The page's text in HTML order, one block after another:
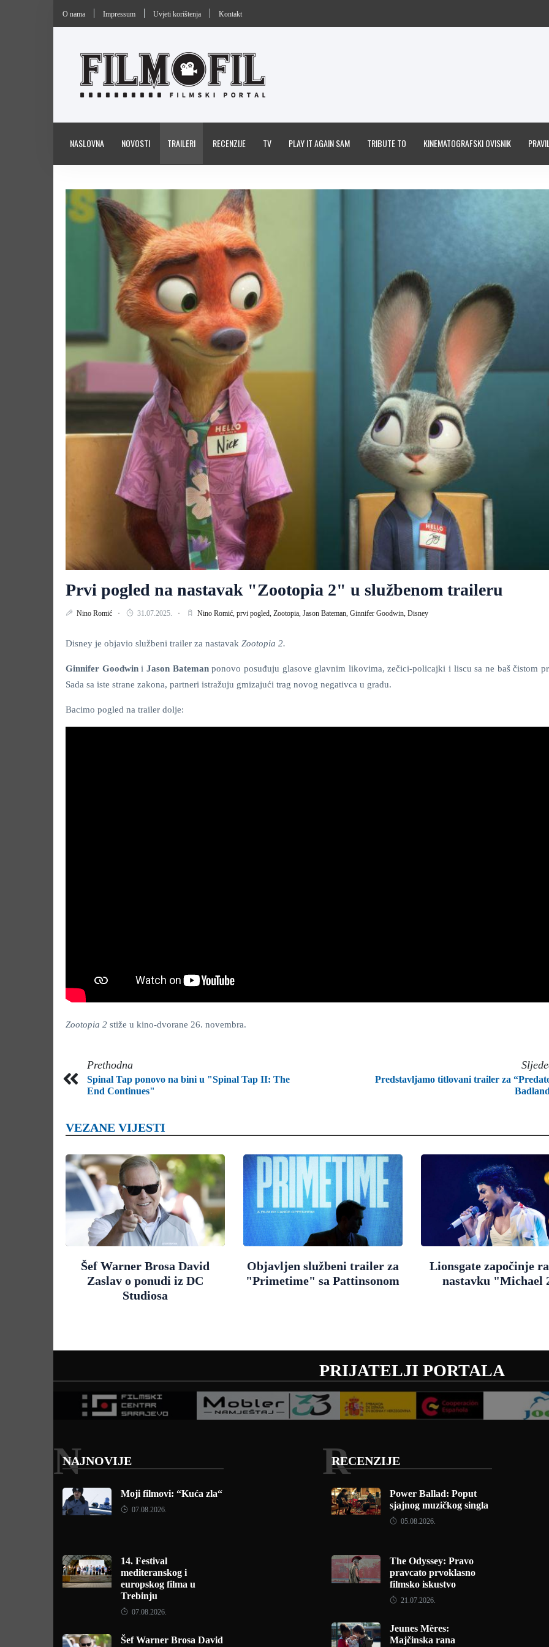
O nama Impressum Uvjeti korištenja Kontakt
NASLOVNA NOVOSTI TRAILERI RECENZIJE TV PLAY IT AGAIN SAM TRIBUTE TO KINEMATOGRAFSKI OVISNIK
Prvi pogled na nastavak "Zootopia 2" u službenom traileru
Nino Romić 31.07.2025. Nino Romić, prvi pogled, Zootopia, Jason Bateman, Ginnifer Goodwin, Disney
Disney je objavio službeni trailer za nastavak Zootopia 2.
Ginnifer Goodwini Jason Batemanponovo posuđuju glasove glavnim likovima, zečici-policajki i liscu sa ne baš čistom
Sada sa iste strane zakona, partneri istražuju gmizajući trag novog negativca u gradu.
Bacimo pogled na trailer dolje:
Zootopia 2 stiže u kino-dvorane 26. novembra.
Prethodna
Spinal Tap ponovo na bini u "Spinal Tap II: The
End Continues"
Predstavljamo titlovani trailer za
VEZANE VIJESTI
Šef Warner Brosa David
Zaslav o ponudi iz DC
Studiosa
Objavljen službeni trailer za
"Primetime" sa Pattinsonom
Lionsgate započinje
nastavku "Michael
PRIJATELJI PORTALA
NAJNOVIJE
N
Moji filmovi: “Kuća zla“
07.08.2026.
14. Festival
mediteranskog i
europskog filma u
Trebinju
07.08.2026.
Šef Warner Brosa David
RECENZIJE
R
Power Ballad: Poput
sjajnog muzičkog singla
05.08.2026.
The Odyssey: Pravo
pravcato prvoklasno
filmsko iskustvo
21.07.2026.
Jeunes Mères:
Majčinska rana